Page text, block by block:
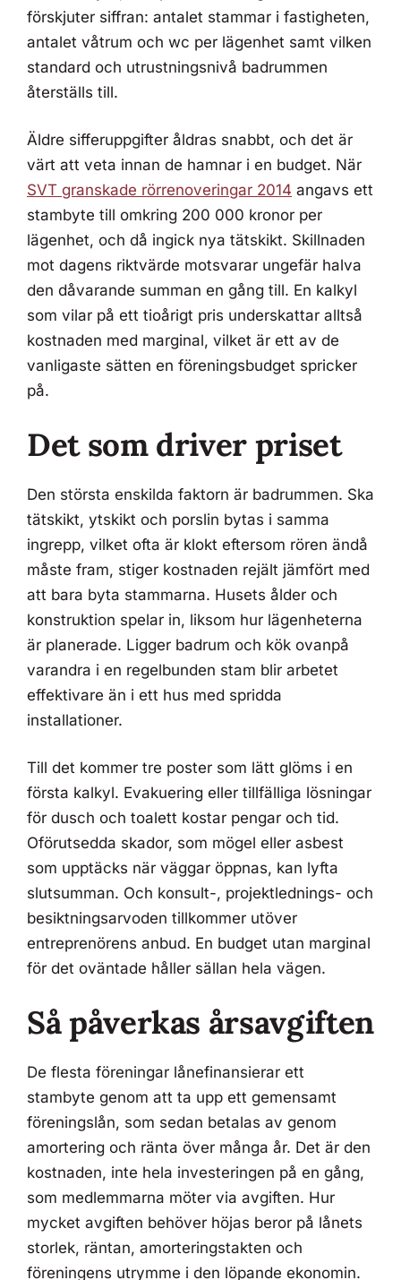
förskjuter siffran: antalet stammar i fastigheten,
antalet våtrum och wc per lägenhet samt vilken
standard och utrustningsnivå badrummen
återställs till.
Äldre sifferuppgifter åldras snabbt, och det är
värt att veta innan de hamnar i en budget. När
SVT granskade rörrenoveringar 2014 angavs ett
stambyte till omkring 200 000 kronor per
lägenhet, och då ingick nya tätskikt. Skillnaden
mot dagens riktvärde motsvarar ungefär halva
den dåvarande summan en gång till. En kalkyl
som vilar på ett tioårigt pris underskattar alltså
kostnaden med marginal, vilket är ett av de
vanligaste sätten en föreningsbudget spricker
på.
Det som driver priset
Den största enskilda faktorn är badrummen. Ska
tätskikt, ytskikt och porslin bytas i samma
ingrepp, vilket ofta är klokt eftersom rören ändå
måste fram, stiger kostnaden rejält jämfört med
att bara byta stammarna. Husets ålder och
konstruktion spelar in, liksom hur lägenheterna
är planerade. Ligger badrum och kök ovanpå
varandra i en regelbunden stam blir arbetet
effektivare än i ett hus med spridda
installationer.
Till det kommer tre poster som lätt glöms i en
första kalkyl. Evakuering eller tillfälliga lösningar
för dusch och toalett kostar pengar och tid.
Oförutsedda skador, som mögel eller asbest
som upptäcks när väggar öppnas, kan lyfta
slutsumman. Och konsult-, projektlednings- och
besiktningsarvoden tillkommer utöver
entreprenörens anbud. En budget utan marginal
för det oväntade håller sällan hela vägen.
Så påverkas årsavgiften
De flesta föreningar lånefinansierar ett
stambyte genom att ta upp ett gemensamt
föreningslån, som sedan betalas av genom
amortering och ränta över många år. Det är den
kostnaden, inte hela investeringen på en gång,
som medlemmarna möter via avgiften. Hur
mycket avgiften behöver höjas beror på lånets
storlek, räntan, amorteringstakten och
föreningens utrymme i den löpande ekonomin.